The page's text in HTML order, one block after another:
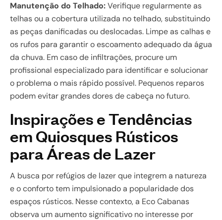
Manutenção do Telhado:Verifique regularmente as
telhas ou a cobertura utilizada no telhado, substituindo
as peças danificadas ou deslocadas. Limpe as calhas e
os rufos para garantir o escoamento adequado da água
da chuva. Em caso de infiltrações, procure um
profissional especializado para identificar e solucionar
o problema o mais rápido possível. Pequenos reparos
podem evitar grandes dores de cabeça no futuro.
Inspirações e Tendências
em Quiosques Rústicos
para Áreas de Lazer
A busca por refúgios de lazer que integrem a natureza
e o conforto tem impulsionado a popularidade dos
espaços rústicos. Nesse contexto, a Eco Cabanas
observa um aumento significativo no interesse por